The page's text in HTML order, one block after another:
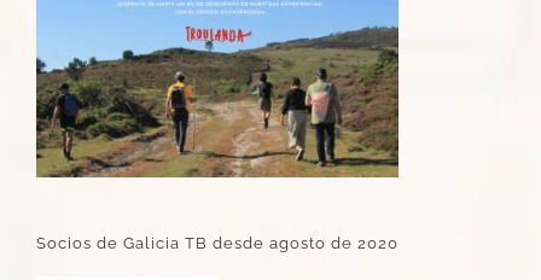
Socios de Galicia TB desde agosto de 2020